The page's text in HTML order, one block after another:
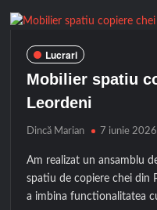
Lucrari
Mobilier spatiu
Leordeni
Dincă Marian 7 iunie 2026
Am realizat un ansamblu
spatiu de copiere chei din
a imbina functionalitatea